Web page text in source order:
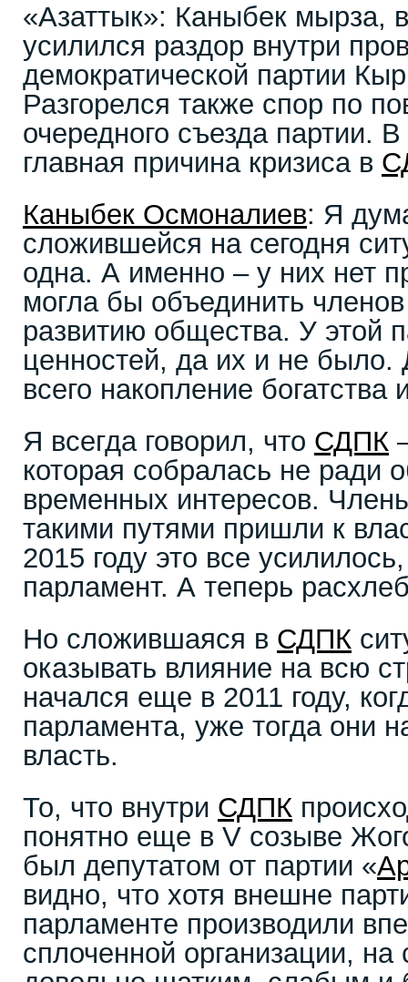
«Азаттык»: Каныбек мырза,
усилился раздор внутри
демократической партии
Разгорелся также спор по
очередного съезда партии.
главная причина кризиса в
Каныбек Осмоналиев: Я
сложившейся на сегодня
одна. А именно – у них нет
могла бы объединить
развитию общества. У этой
ценностей, да их и не
всего накопление богатства
Я всегда говорил, что СДПК
которая собралась не ради
временных интересов.
такими путями пришли к
2015 году это все
парламент. А теперь
Но сложившаяся в СДПК
оказывать влияние на всю
начался еще в 2011 году,
парламента, уже тогда они
власть.
То, что внутри СДПК
понятно еще в V созыве
был депутатом от партии «
видно, что хотя внешне
парламенте производили
сплоченной организации,